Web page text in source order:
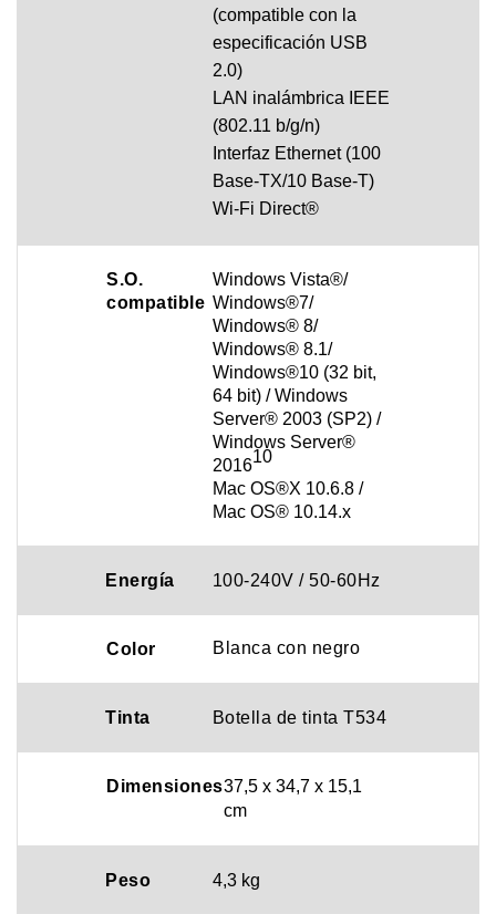
(compatible con la
especificación USB
2.0)
LAN inalámbrica IEEE
(802.11 b/g/n)
Interfaz Ethernet (100
Base-TX/10 Base-T)
Wi-Fi Direct®
S.O.
compatible
Windows Vista®/
Windows®7/
Windows® 8/
Windows® 8.1/
Windows®10 (32 bit,
64 bit) / Windows
Server® 2003 (SP2) /
Windows Server®
201610
Mac OS®X 10.6.8 /
Mac OS® 10.14.x
Energía 100-240V / 50-60Hz
Color Blanca con negro
Tinta Botella de tinta T534
Dimensiones37,5 x 34,7 x 15,1
cm
Peso 4,3 kg